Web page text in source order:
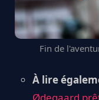
Fin de
À lire
Ødegaard